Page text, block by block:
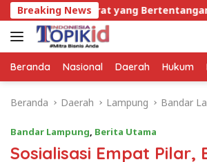
Langsung
ke
konten
Breaking News
yang Bertentangan Soal Status
Beranda Nasional Daerah Hukum
Beranda Daerah Lampung Bandar
Bandar Lampung, Berita Utama
Sosialisasi Empat Pilar,